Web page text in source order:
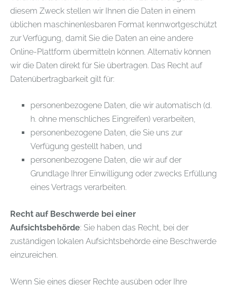
diesem Zweck stellen wir Ihnen die Daten in einem
üblichen maschinenlesbaren Format kennwortgeschützt
zur Verfügung, damit Sie die Daten an eine andere
Online-Plattform übermitteln können. Alternativ können
wir die Daten direkt für Sie übertragen. Das Recht auf
Datenübertragbarkeit gilt für:
personenbezogene Daten, die wir automatisch (d.
h. ohne menschliches Eingreifen) verarbeiten,
personenbezogene Daten, die Sie uns zur
Verfügung gestellt haben, und
personenbezogene Daten, die wir auf der
Grundlage Ihrer Einwilligung oder zwecks Erfüllung
eines Vertrags verarbeiten.
Recht auf Beschwerde bei einer
Aufsichtsbehörde: Sie haben das Recht, bei der
zuständigen lokalen Aufsichtsbehörde eine Beschwerde
einzureichen.
Wenn Sie eines dieser Rechte ausüben oder Ihre